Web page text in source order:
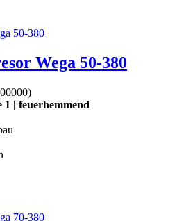
Wega 50-380
)
| feuerhemmend